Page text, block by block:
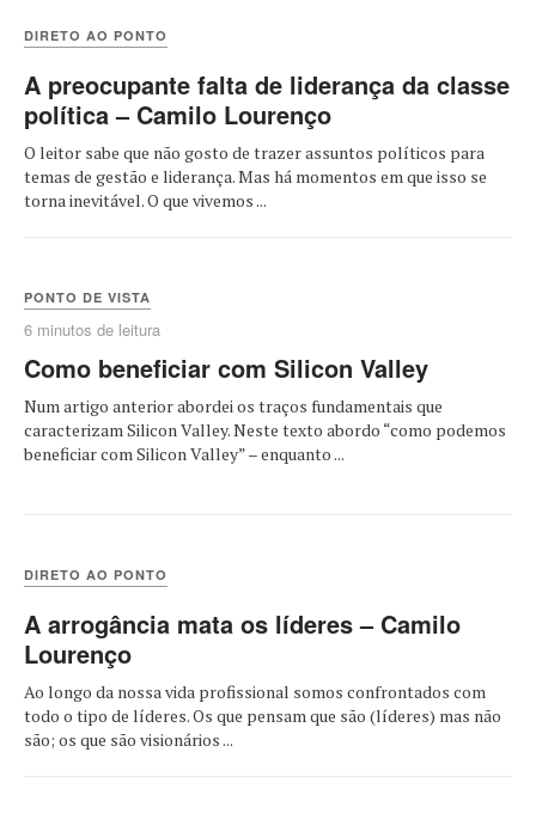
DIRETO AO PONTO
A preocupante falta de liderança da classe
política – Camilo Lourenço
O leitor sabe que não gosto de trazer assuntos políticos para
temas de gestão e liderança. Mas há momentos em que isso se
torna inevitável. O que vivemos ...
PONTO DE VISTA
6 minutos de leitura
Como beneficiar com Silicon Valley
Num artigo anterior abordei os traços fundamentais que
caracterizam Silicon Valley. Neste texto abordo “como podemos
beneficiar com Silicon Valley” – enquanto ...
DIRETO AO PONTO
A arrogância mata os líderes – Camilo
Lourenço
Ao longo da nossa vida profissional somos confrontados com
todo o tipo de líderes. Os que pensam que são (líderes) mas não
são; os que são visionários ...